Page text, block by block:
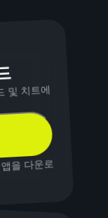
및 치트에
을 다운로